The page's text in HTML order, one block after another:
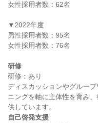
女性採用者数：62名
▼2022年度
男性採用者数：95名
女性採用者数：76名
研修
研修：あり
ディスカッションやグルー
ニングを軸に主体性を育み
自己啓発支援